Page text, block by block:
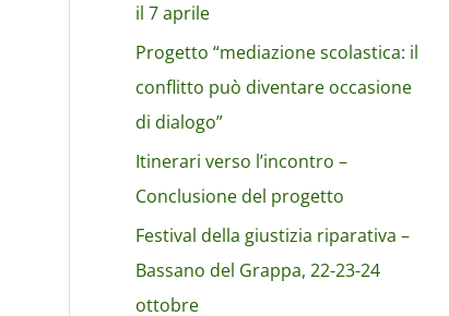
il 7 aprile
Progetto “mediazione scolastica: il
conflitto può diventare occasione
di dialogo”
Itinerari verso l’incontro –
Conclusione del progetto
Festival della giustizia riparativa –
Bassano del Grappa, 22-23-24
ottobre